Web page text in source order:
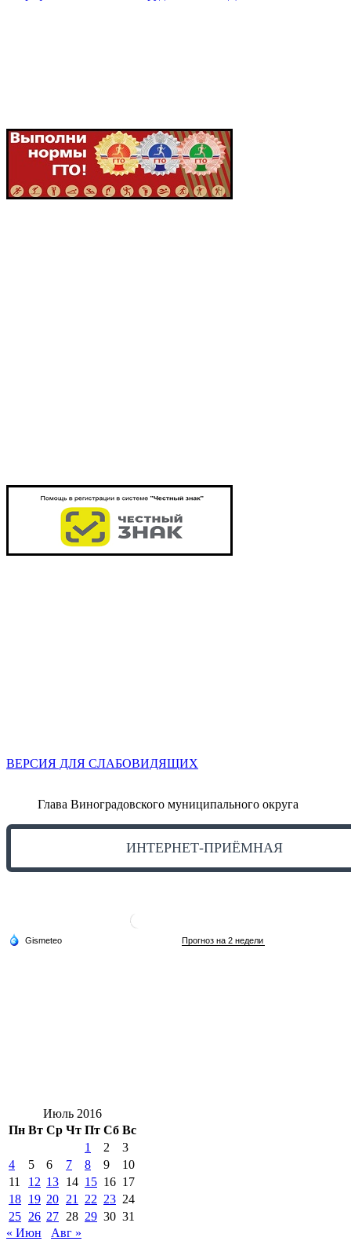
ВЕРСИЯ ДЛЯ СЛАБОВИДЯЩИХ
Глава Виноградовского муниципального округа
ИНТЕРНЕТ-ПРИЁМНАЯ
Июль 2016
Пн Вт Ср Чт Пт Сб Вс
1
2
3
4
5 6 7 8 9
10
11
12 13 14 15 16 17
18 19 20 21 22 23 24
25 26 27 28 29 30 31
« Июн
Авг »